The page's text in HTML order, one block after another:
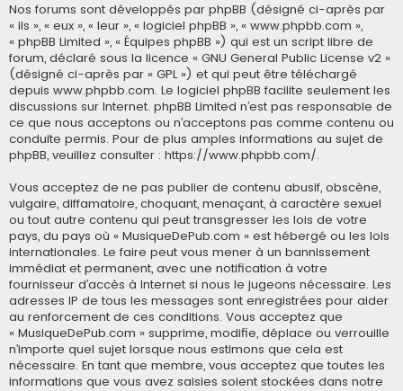
Nos forums sont développés par phpBB (désigné ci-après par
« ils », « eux », « leur », « logiciel phpBB », « www.phpbb.com »,
« phpBB Limited », « Équipes phpBB ») qui est un script libre de
forum, déclaré sous la licence « GNU General Public License v2 »
(désigné ci-après par « GPL ») et qui peut être téléchargé
depuis www.phpbb.com. Le logiciel phpBB facilite seulement les
discussions sur Internet. phpBB Limited n’est pas responsable de
ce que nous acceptons ou n’acceptons pas comme contenu ou
conduite permis. Pour de plus amples informations au sujet de
phpBB, veuillez consulter : https://www.phpbb.com/.
Vous acceptez de ne pas publier de contenu abusif, obscène,
vulgaire, diffamatoire, choquant, menaçant, à caractère sexuel
ou tout autre contenu qui peut transgresser les lois de votre
pays, du pays où « MusiqueDePub.com » est hébergé ou les lois
internationales. Le faire peut vous mener à un bannissement
immédiat et permanent, avec une notification à votre
fournisseur d’accès à Internet si nous le jugeons nécessaire. Les
adresses IP de tous les messages sont enregistrées pour aider
au renforcement de ces conditions. Vous acceptez que
« MusiqueDePub.com » supprime, modifie, déplace ou verrouille
n’importe quel sujet lorsque nous estimons que cela est
nécessaire. En tant que membre, vous acceptez que toutes les
informations que vous avez saisies soient stockées dans notre